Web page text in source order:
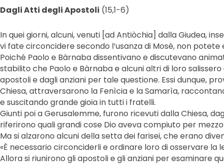
Dagli Atti degli Apostoli (15,1-6)
In quei giorni, alcuni, venuti [ad Antiòchia] dalla Giudea,
vi fate circoncidere secondo l’usanza di Mosè, non potete
Poiché Paolo e Bàrnaba dissentivano e discutevano
stabilito che Paolo e Bàrnaba e alcuni altri di loro
apostoli e dagli anziani per tale questione. Essi dunque,
Chiesa, attraversarono la Fenìcia e la Samarìa,
e suscitando grande gioia in tutti i fratelli.
Giunti poi a Gerusalemme, furono ricevuti dalla Chiesa,
riferirono quali grandi cose Dio aveva compiuto per
Ma si alzarono alcuni della setta dei farisei, che erano
«È necessario circonciderli e ordinare loro di osservare la
Allora si riunirono gli apostoli e gli anziani per esaminare